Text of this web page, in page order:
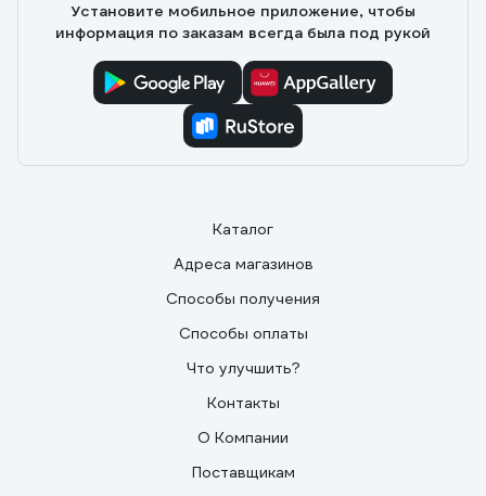
Установите мобильное приложение, чтобы
информация по заказам всегда была под рукой
Каталог
Адреса магазинов
Способы получения
Способы оплаты
Что улучшить?
Контакты
О Компании
Поставщикам